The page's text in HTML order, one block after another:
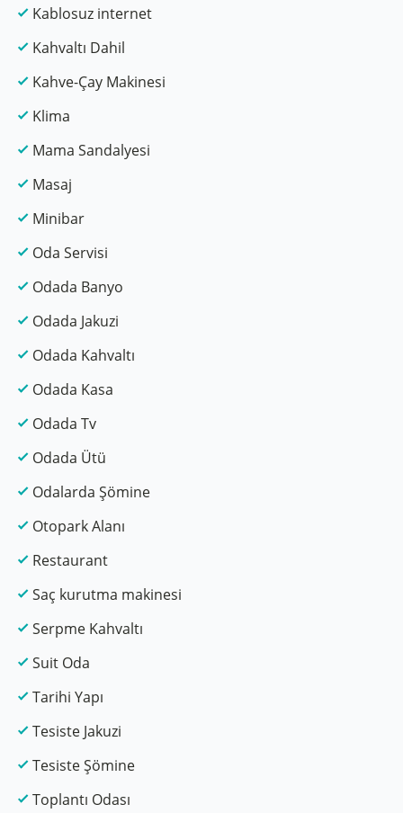
Kablosuz internet
Kahvaltı Dahil
Kahve-Çay Makinesi
Klima
Mama Sandalyesi
Masaj
Minibar
Oda Servisi
Odada Banyo
Odada Jakuzi
Odada Kahvaltı
Odada Kasa
Odada Tv
Odada Ütü
Odalarda Şömine
Otopark Alanı
Restaurant
Saç kurutma makinesi
Serpme Kahvaltı
Suit Oda
Tarihi Yapı
Tesiste Jakuzi
Tesiste Şömine
Toplantı Odası